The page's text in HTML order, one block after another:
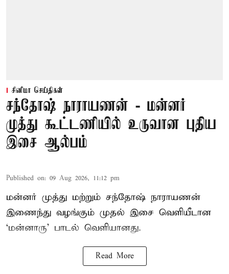
சினிமா செய்திகள்
சந்தோஷ் நாராயணன் - மன்னர்
முத்து கூட்டணியில் உருவான புதிய
இசை ஆல்பம்
Published on: 09 Aug 2026, 11:12 pm
மன்னர் முத்து மற்றும் சந்தோஷ் நாராயணன்
இணைந்து வழங்கும் முதல் இசை வெளியீடான
‘மன்னாரு’ பாடல் வெளியானது.
Read More